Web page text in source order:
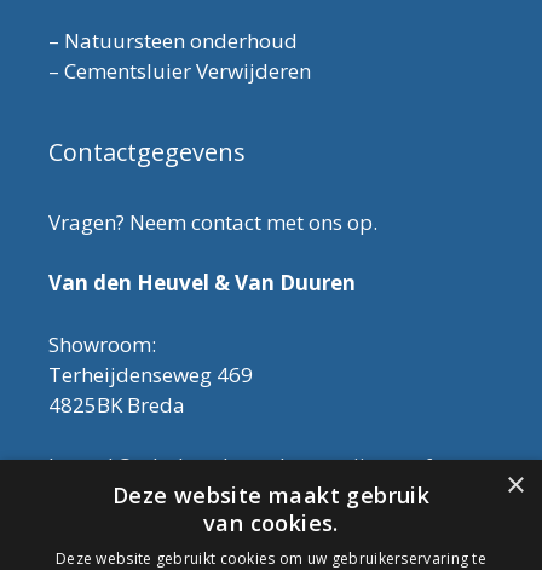
– Natuursteen onderhoud
– Cementsluier Verwijderen
Contactgegevens
Vragen? Neem contact met ons op.
Van den Heuvel & Van Duuren
Showroom:
Terheijdenseweg 469
4825BK Breda
Let op! Onderhoudsproducten zijn nu af te
halen in de showroom. Er kan alleen met
contant geld betaald worden, dus geen pin.
×
Deze website maakt gebruik
van cookies.
Deze website gebruikt cookies om uw gebruikerservaring te